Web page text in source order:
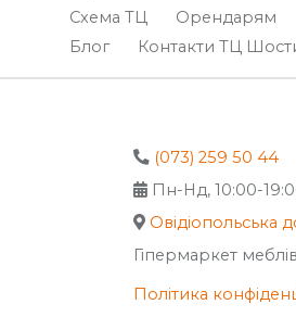
Схема ТЦ
Орендарям
Блог
Контакти ТЦ
(073) 259 50 44
Пн-Нд, 10:00-
Овідіопольська
Гіпермаркет
Політика